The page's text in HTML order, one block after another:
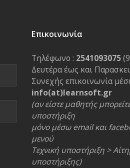
Επικοινωνία
Τηλέφωνο : 2541093075
Δευτέρα έως και
Συνεχής επικοινωνία
info(at)learnsoft.gr
(αν είστε μαθητής
υποστήριξη
μόνο μέσω email και
μενού
Τεχνική υποστήριξη >
υποστήριξης)